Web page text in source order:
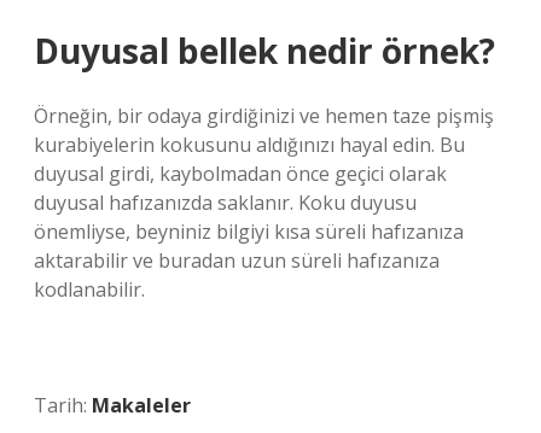
Duyusal bellek nedir örnek?
Örneğin, bir odaya girdiğinizi ve hemen taze pişmiş
kurabiyelerin kokusunu aldığınızı hayal edin. Bu
duyusal girdi, kaybolmadan önce geçici olarak
duyusal hafızanızda saklanır. Koku duyusu
önemliyse, beyniniz bilgiyi kısa süreli hafızanıza
aktarabilir ve buradan uzun süreli hafızanıza
kodlanabilir.
Tarih: Makaleler